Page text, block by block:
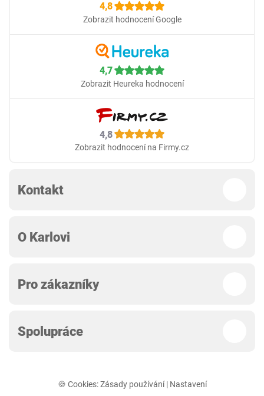
4,8
Zobrazit hodnocení Google
4,7
Zobrazit Heureka hodnocení
4,8
Zobrazit hodnocení na Firmy.cz
Kontakt
O Karlovi
Pro zákazníky
Spolupráce
🍪 Cookies:Zásady používání| Nastavení